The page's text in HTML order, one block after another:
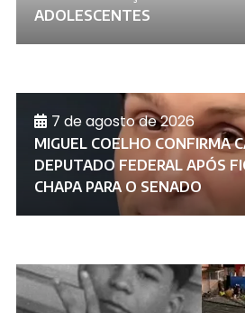
ADOLESCENTES
7 de agosto de 2026
MIGUEL COELHO CONFIRMA
DEPUTADO FEDERAL APÓS
CHAPA PARA O SENADO